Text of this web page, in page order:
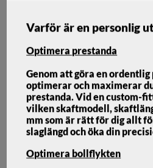
Varför är en personlig
Optimera prestanda
Genom att göra en
optimerar och maximerar
prestanda. Vid en custom-
vilken skaftmodell,
mm som är rätt för dig allt
slaglängd och öka din
Optimera bollflykten